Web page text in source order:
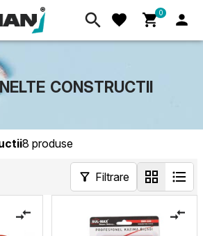
0
constructii
8 produse
Filtrare